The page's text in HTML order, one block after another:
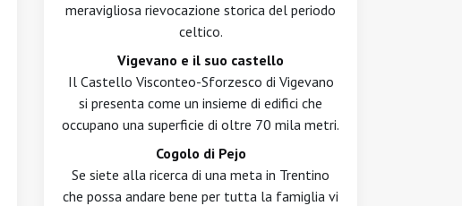
meravigliosa rievocazione storica del periodo
celtico.
Vigevano e il suo castello
Il Castello Visconteo-Sforzesco di Vigevano
si presenta come un insieme di edifici che
occupano una superficie di oltre 70 mila metri.
Cogolo di Pejo
Se siete alla ricerca di una meta in Trentino
che possa andare bene per tutta la famiglia vi